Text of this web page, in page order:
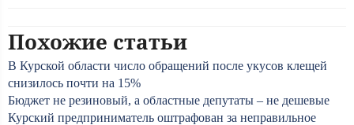
Похожие статьи
В Курской области число обращений после укусов клещей
снизилось почти на 15%
Бюджет не резиновый, а областные депутаты – не дешевые
Курский предприниматель оштрафован за неправильное